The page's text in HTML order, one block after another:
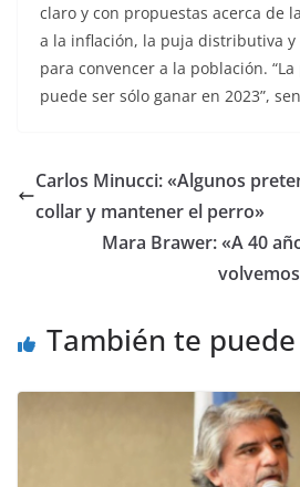
claro y con propuestas acerca de
a la inflación, la puja distributiva y
para convencer a la población.
puede ser sólo ganar en 2023”,
Carlos Minucci: «Algunos
collar y mantener el perro»
Mara Brawer: «A 40
También te